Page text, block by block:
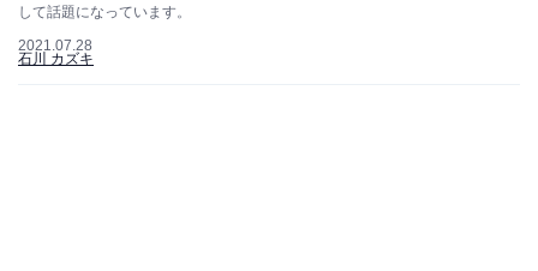
して話題になっています。
2021.07.28
石川 カズキ